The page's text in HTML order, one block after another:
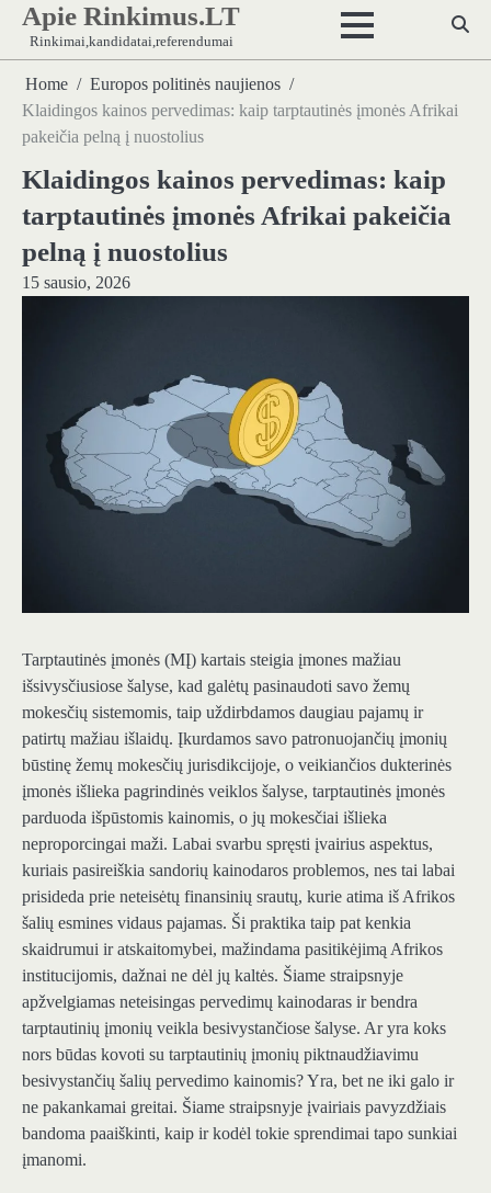
Skip
content
Apie Rinkimus.LT
Rinkimai,kandidatai,referendumai
Home
Europos politinės naujienos
Klaidingos kainos pervedimas: kaip tarptautinės įmonės Afrikai
pakeičia pelną į nuostolius
Klaidingos kainos pervedimas: kaip
tarptautinės įmonės Afrikai pakeičia
pelną į nuostolius
15 sausio, 2026
Tarptautinės įmonės (MĮ) kartais steigia įmones mažiau
išsivysčiusiose šalyse, kad galėtų pasinaudoti savo žemų
mokesčių sistemomis, taip uždirbdamos daugiau pajamų ir
patirtų mažiau išlaidų. Įkurdamos savo patronuojančių įmonių
būstinę žemų mokesčių jurisdikcijoje, o veikiančios dukterinės
įmonės išlieka pagrindinės veiklos šalyse, tarptautinės įmonės
parduoda išpūstomis kainomis, o jų mokesčiai išlieka
neproporcingai maži. Labai svarbu spręsti įvairius aspektus,
kuriais pasireiškia sandorių kainodaros problemos, nes tai labai
prisideda prie neteisėtų finansinių srautų, kurie atima iš Afrikos
šalių esmines vidaus pajamas. Ši praktika taip pat kenkia
skaidrumui ir atskaitomybei, mažindama pasitikėjimą Afrikos
institucijomis, dažnai ne dėl jų kaltės. Šiame straipsnyje
apžvelgiamas neteisingas pervedimų kainodaras ir bendra
tarptautinių įmonių veikla besivystančiose šalyse. Ar yra koks
nors būdas kovoti su tarptautinių įmonių piktnaudžiavimu
besivystančių šalių pervedimo kainomis? Yra, bet ne iki galo ir
ne pakankamai greitai. Šiame straipsnyje įvairiais pavyzdžiais
bandoma paaiškinti, kaip ir kodėl tokie sprendimai tapo sunkiai
įmanomi.